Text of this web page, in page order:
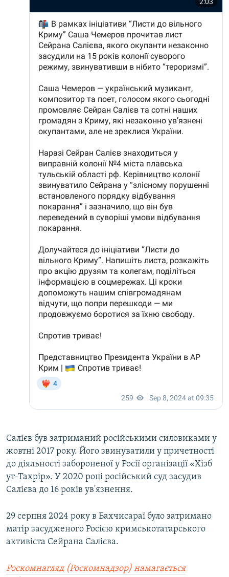
Салієв був затриманий російськими силовиками у
жовтні 2017 року. Його звинуватили у причетності
до діяльності забороненої у Росії організації «Хізб
ут-Тахрір». У 2020 році російський суд засудив
Салієва до 16 років ув'язнення.
29 серпня 2024 року в Бахчисараї було затримано
матір засудженого Росією кримськотатарського
активіста Сейрана Салієва.
Роскомнагляд (Роскомнадзор) намагається